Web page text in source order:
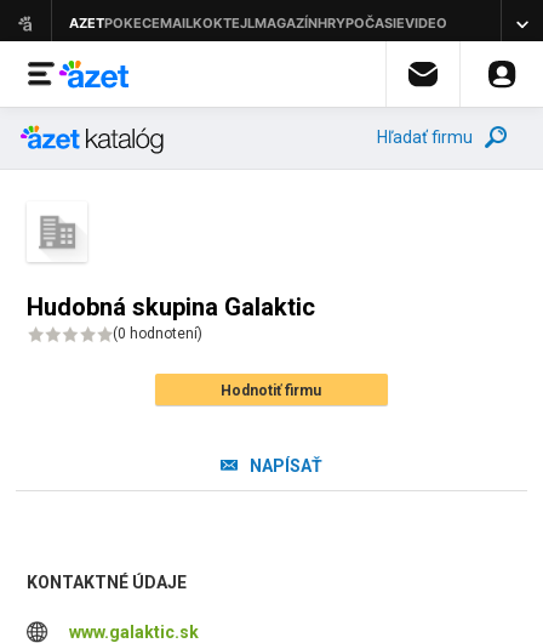
Hľadať firmu
Hudobná skupina Galaktic
(0 hodnotení)
Hodnotiť firmu
NAPÍSAŤ
KONTAKTNÉ ÚDAJE
www.galaktic.sk